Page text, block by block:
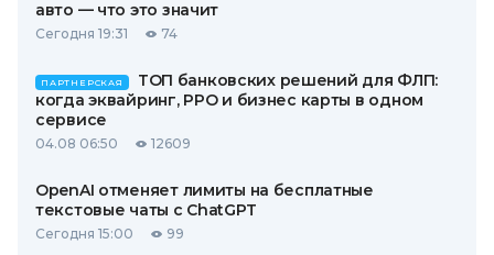
авто — что это значит
Сегодня 19:31 74
ПАРТНЕРСКАЯ
ТОП банковских решений для ФЛП:
когда эквайринг, РРО и бизнес карты в одном
сервисе
04.08 06:50 12609
OpenAI отменяет лимиты на бесплатные
текстовые чаты с ChatGPT
Сегодня 15:00 99